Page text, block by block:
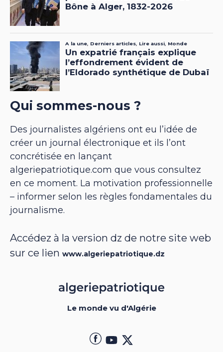
Qui sommes-nous ?
Des journalistes algériens ont eu l’idée de
créer un journal électronique et ils l’ont
concrétisée en lançant
algeriepatriotique.com que vous consultez
en ce moment. La motivation professionnelle
– informer selon les règles fondamentales du
journalisme.
Accédez à la version dz de notre site web
sur ce lien www.algeriepatriotique.dz
Le monde vu d'Algérie